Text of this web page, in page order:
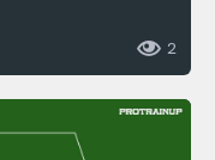
2